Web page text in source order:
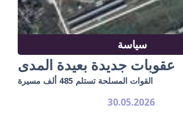
سياسة
عقوبات جديدة بعيدة المدى
القوات المسلحة تستلم 485 ألف مسيرة
30.05.2026